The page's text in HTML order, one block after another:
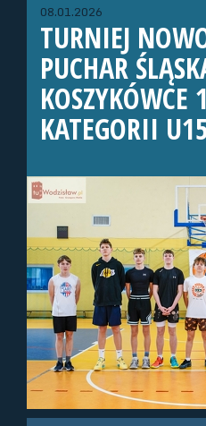
08.01.2026
TURNIEJ
PUCHAR
KOSZYKÓWCE
KATEGORII